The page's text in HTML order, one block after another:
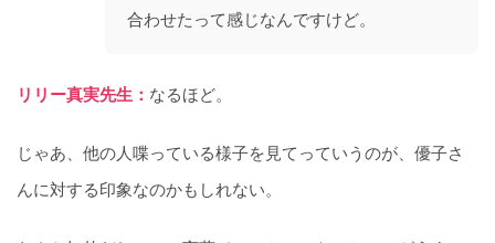
合わせたって感じなんですけど。
リリー真実先生： なるほど。
じゃあ、他の人喋っている様子を見てっていうのが、優子さ
んに対する印象なのかもしれない。